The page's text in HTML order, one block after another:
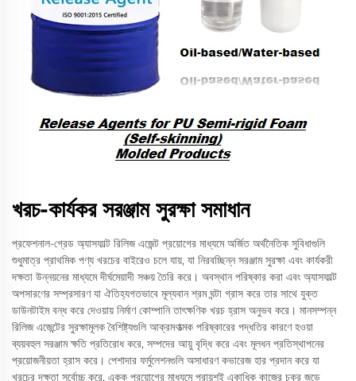
খরচ-কার্যকর সরঞ্জাম সুরক্ষা সমাধান
প্রফেশনাল-গ্রেড অ্যাসফাল্ট রিলিজ এজেন্ট প্রয়োগের মাধ্যমে অর্জিত অর্থনৈতিক সুবিধাগুলি
শুধুমাত্র প্রাথমিক পণ্য খরচের বাইরেও চলে যায়, যা নিরবচ্ছিন্ন সরঞ্জাম সুরক্ষা এবং কার্যকরী
দক্ষতা উন্নয়নের মাধ্যমে দীর্ঘমেয়াদী সঞ্চয় তৈরি করে। অবস্থান পরিষ্কার করা এবং অ্যাসফাল্ট
অপসারণের সম্প্রসারণ যা ঐতিহ্যগতভাবে মূল্যবান শ্রম ঘন্টা গ্রাস করে তার সাথে যুক্ত
ডাউনটাইম বন্ধ করে দেওয়ায় নির্মাণ কোম্পানি তাৎক্ষণিক খরচ হ্রাস অনুভব করে। মানসম্পন্ন
রিলিজ এজেন্টের সুরক্ষামূলক বৈশিষ্ট্যগুলি আক্রমণাত্মক পরিষ্কারের পদ্ধতির কারণে হওয়া
ব্যয়বহুল সরঞ্জাম ক্ষতি প্রতিরোধ করে, সম্পদের আয়ু বৃদ্ধি করে এবং মূলধন প্রতিস্থাপনের
প্রয়োজনীয়তা হ্রাস করে। পেশাদার ফর্মুলেশনগুলি অসাধারণ কভারেজ হার প্রদান করে যা
খরচের দক্ষতা সর্বোচ্চ করে, একক প্রয়োগের মাধ্যমে প্রায়শই একাধিক কাজের চক্র জুড়ে